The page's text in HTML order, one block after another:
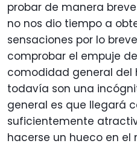
probar de manera breve
no nos dio tiempo a
sensaciones por lo
comprobar el empuje
comodidad general del
todavía son una
general es que llegará
suficientemente
hacerse un hueco en el